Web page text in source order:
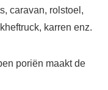
caravan, rolstoel,
karren enz.
poriën maakt de